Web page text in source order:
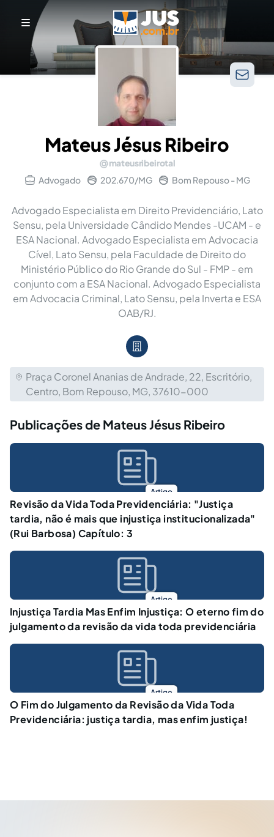
Mateus Jésus Ribeiro
mateusribeirotal
Advogado
202.670/MG Bom Repouso - MG
Advogado Especialista em Direito Previdenciário, Lato
Sensu, pela Universidade Cândido Mendes -UCAM - e
ESA Nacional. Advogado Especialista em Advocacia
Cível, Lato Sensu, pela Faculdade de Direito do
Ministério Público do Rio Grande do Sul - FMP - em
conjunto com a ESA Nacional. Advogado Especialista
em Advocacia Criminal, Lato Sensu, pela Inverta e ESA
OAB/RJ.
Praça Coronel Ananias de Andrade, 22, Escritório,
Centro, Bom Repouso, MG, 37610-000
Publicações de Mateus Jésus Ribeiro
Artigo
Revisão da Vida Toda Previdenciária: "Justiça
tardia, não é mais que injustiça institucionalizada"
(Rui Barbosa) Capítulo: 3
Artigo
Injustiça Tardia Mas Enfim Injustiça: O eterno fim do
julgamento da revisão da vida toda previdenciária
Artigo
O Fim do Julgamento da Revisão da Vida Toda
Previdenciária: justiça tardia, mas enfim justiça!